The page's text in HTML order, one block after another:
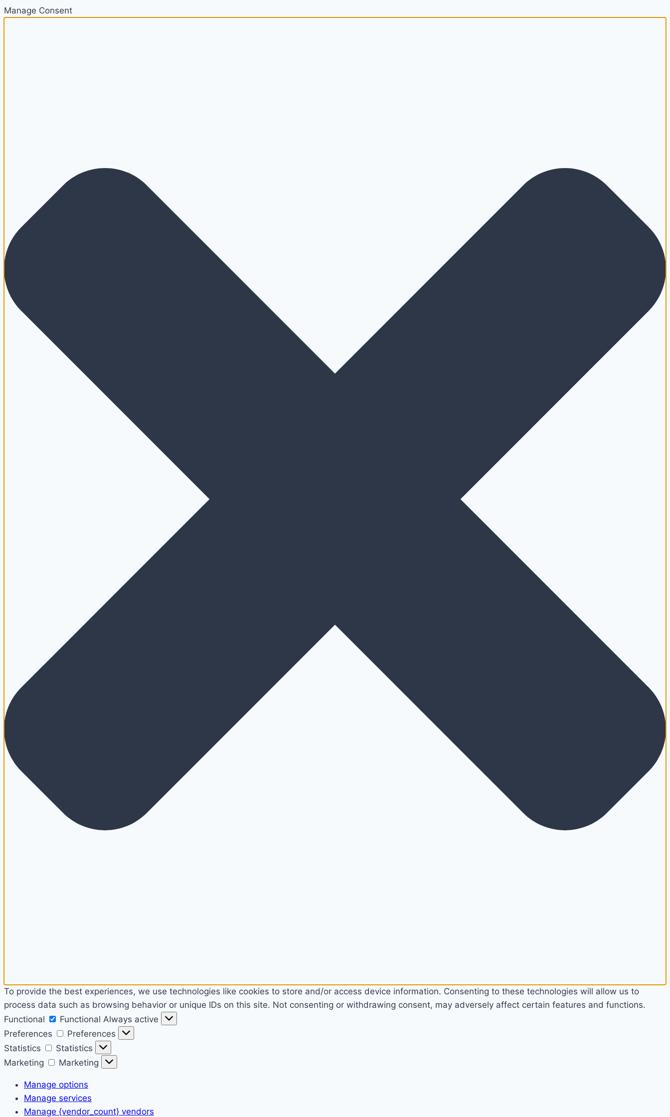
Manage Consent
To provide the best experiences, we use technologies like cookies to store and/or access device information. Consenting to these technologies will allow us to
process data such as browsing behavior or unique IDs on this site. Not consenting or withdrawing consent, may adversely affect certain features and functions.
Functional
Functional Always active
Preferences
Preferences
Statistics
Statistics
Marketing
Marketing
Manage options
Manage services
Manage {vendor_count} vendors